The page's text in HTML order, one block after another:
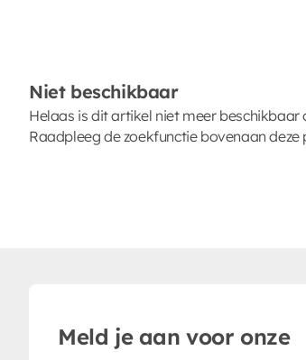
Niet beschikbaar
Helaas is dit artikel niet meer
Raadpleeg de zoekfunctie bovenaan
Meld je aan voor onze